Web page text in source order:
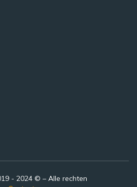
- 2024 © – Alle rechten